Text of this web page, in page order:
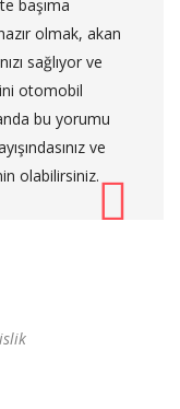
başıma
olmak, akan
sağlıyor ve
otomobil
bu yorumu
ve
olabilirsiniz.